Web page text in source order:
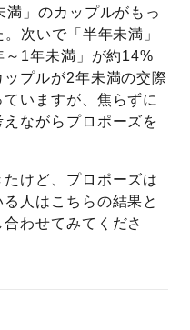
」のカップルがもっ
次いで「半年未満」
1年未満」が約14%
プルが2年未満の交際
いますが、焦らずに
ながらプロポーズを
たけど、プロポーズは
人はこちらの結果と
わせてみてくださ